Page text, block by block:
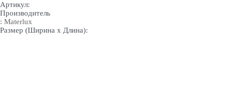
Артикул:
Производитель
: Materlux
Размер (Ширина х Длина):